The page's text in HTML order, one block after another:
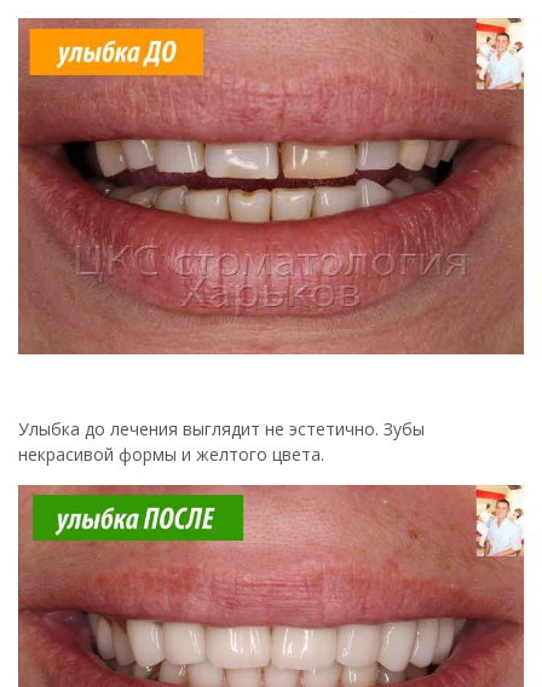
Улыбка до лечения выглядит не эстетично. Зубы
некрасивой формы и желтого цвета.